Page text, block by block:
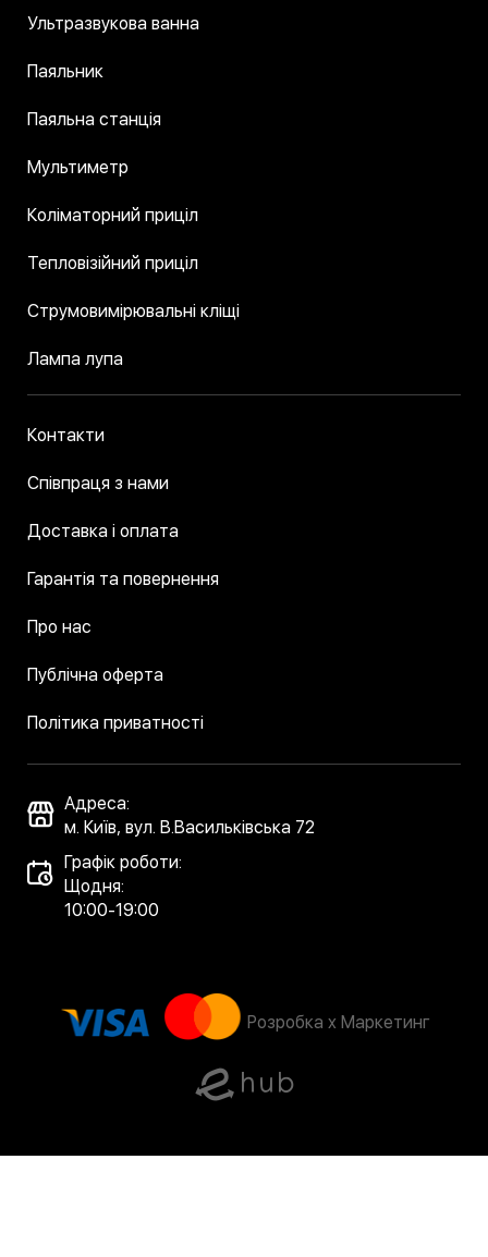
Ультразвукова ванна
Паяльник
Паяльна станція
Мультиметр
Коліматорний приціл
Тепловізійний приціл
Струмовимірювальні кліщі
Лампа лупа
Контакти
Співпраця з нами
Доставка і оплата
Гарантія та повернення
Про нас
Публічна оферта
Політика приватності
Адреса:
м. Київ, вул. В.Васильківська 72
Графік роботи:
Щодня:
10:00-19:00
Розробка x Маркетинг